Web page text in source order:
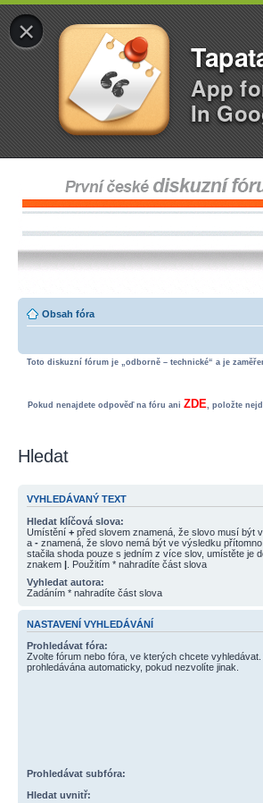
×
App
In
Obsah fóra
Toto diskuzní fórum je „odborně – technické“ a je
Pokud nenajdete odpověď na fóru ani ZDE, položte
Hledat
VYHLEDÁVANÝ TEXT
Hledat klíčová slova:
Umístění + před slovem znamená, že slovo musí být
a - znamená, že slovo nemá být ve výsledku
stačila shoda pouze s jedním z více slov, umístěte je
znakem | . Použitím * nahradíte část slova
Vyhledat autora:
Zadáním * nahradíte část slova
NASTAVENÍ VYHLEDÁVÁNÍ
Prohledávat fóra:
Zvolte fórum nebo fóra, ve kterých chcete vyhledávat.
prohledávána automaticky, pokud nezvolíte jinak.
Prohledávat subfóra:
Hledat uvnitř: